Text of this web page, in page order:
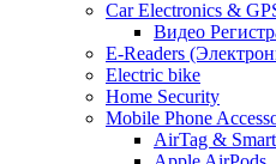
Car Electronics &
Видео
E-Readers
Electric bike
Home Security
Mobile Phone
AirTag &